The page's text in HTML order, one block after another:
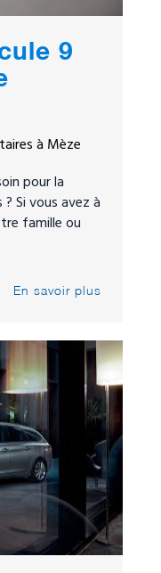
9
à Mèze
pour la
Si vous avez à
famille ou
En savoir plus